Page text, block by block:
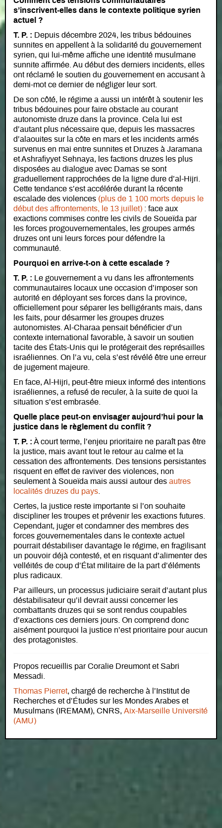
s’inscrivent-elles dans le contexte politique syrien
actuel ?
T. P. : Depuis décembre 2024, les tribus bédouines
sunnites en appellent à la solidarité du gouvernement
syrien, qui lui-même affiche une identité musulmane
sunnite affirmée. Au début des derniers incidents, elles
ont réclamé le soutien du gouvernement en accusant à
demi-mot ce dernier de négliger leur sort.
De son côté, le régime a aussi un intérêt à soutenir les
tribus bédouines pour faire obstacle au courant
autonomiste druze dans la province. Cela lui est
d’autant plus nécessaire que, depuis les massacres
d’alaouites sur la côte en mars et les incidents armés
survenus en mai entre sunnites et Druzes à Jaramana
et Ashrafiyyet Sehnaya, les factions druzes les plus
disposées au dialogue avec Damas se sont
graduellement rapprochées de la ligne dure d’al-Hijri.
Cette tendance s’est accélérée durant la récente
escalade des violences (plus de 1 100 morts depuis le
début des affrontements, le 13 juillet) : face aux
exactions commises contre les civils de Soueïda par
les forces progouvernementales, les groupes armés
druzes ont uni leurs forces pour défendre la
communauté.
Pourquoi en arrive-t-on à cette escalade ?
T. P. : Le gouvernement a vu dans les affrontements
communautaires locaux une occasion d’imposer son
autorité en déployant ses forces dans la province,
officiellement pour séparer les belligérants mais, dans
les faits, pour désarmer les groupes druzes
autonomistes. Al-Charaa pensait bénéficier d’un
contexte international favorable, à savoir un soutien
tacite des États-Unis qui le protégerait des représailles
israéliennes. On l’a vu, cela s’est révélé être une erreur
de jugement majeure.
En face, Al-Hijri, peut-être mieux informé des intentions
israéliennes, a refusé de reculer, à la suite de quoi la
situation s’est embrasée.
Quelle place peut-on envisager aujourd’hui pour la
justice dans le règlement du conflit ?
T. P. : À court terme, l’enjeu prioritaire ne paraît pas être
la justice, mais avant tout le retour au calme et la
cessation des affrontements. Des tensions persistantes
risquent en effet de raviver des violences, non
seulement à Soueïda mais aussi autour des autres
localités druzes du pays
Certes, la justice reste importante si l’on souhaite
discipliner les troupes et prévenir les exactions futures.
Cependant, juger et condamner des membres des
forces gouvernementales dans le contexte actuel
pourrait déstabiliser davantage le régime, en fragilisant
un pouvoir déjà contesté, et en risquant d’alimenter des
velléités de coup d’État militaire de la part d’éléments
plus radicaux.
Par ailleurs, un processus judiciaire serait d’autant plus
déstabilisateur qu’il devrait aussi concerner les
combattants druzes qui se sont rendus coupables
d’exactions ces derniers jours. On comprend donc
aisément pourquoi la justice n’est prioritaire pour aucun
des protagonistes.
Propos recueillis par Coralie Dreumont et Sabri
Messadi.
Thomas Pierret, chargé de recherche à l’Institut de
Recherches et d’Études sur les Mondes Arabes et
Musulmans (IREMAM), CNRS, Aix-Marseille Université
(AMU)